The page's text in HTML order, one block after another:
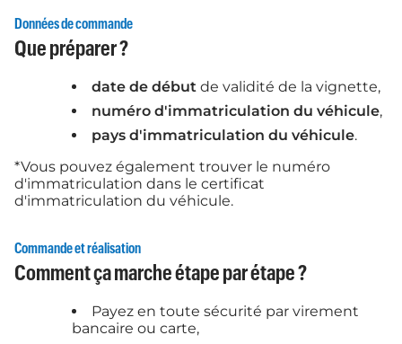
Données de commande
Que préparer ?
date de début de validité de la vignette,
numéro d'immatriculation du véhicule,
pays d'immatriculation du véhicule.
*Vous pouvez également trouver le numéro
d'immatriculation dans le certificat
d'immatriculation du véhicule.
Commande et réalisation
Comment ça marche étape par étape ?
Payez en toute sécurité par virement
bancaire ou carte,